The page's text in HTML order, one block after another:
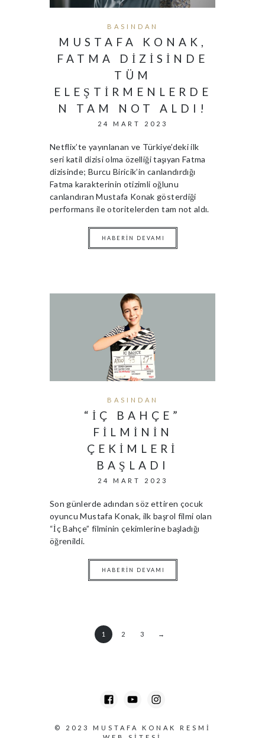
BASINDAN
MUSTAFA KONAK,
FATMA DIZISINDE
TÜM
ELEŞTIRMENLERDE
N TAM NOT ALDI!
24 MART 2023
Netflix’te yayınlanan ve Türkiye’deki ilk
seri katil dizisi olma özelliği taşıyan Fatma
dizisinde; Burcu Biricik’in canlandırdığı
Fatma karakterinin otizimli oğlunu
canlandıran Mustafa Konak gösterdiği
performans ile otoritelerden tam not aldı.
HABERIN DEVAMI
BASINDAN
“İÇ BAHÇE”
FILMININ
ÇEKIMLERI
BAŞLADI
24 MART 2023
Son günlerde adından söz ettiren çocuk
oyuncu Mustafa Konak, ilk başrol filmi olan
“İç Bahçe” filminin çekimlerine başladığı
öğrenildi.
HABERIN DEVAMI
1 2 3 →
© 2023
MUSTAFA KONAK RESMI